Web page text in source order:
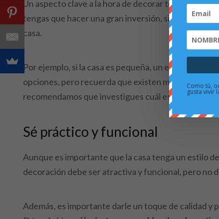
Un aspecto clave a la hora de decorar tu casa o
tengas que hacer una gran inversión, sino que
casa.
Por ejemplo, si la casa es pequeña, un estilo
opciones, pero recuerda que existen muchos más
recomendamos que investigues cuál es que mejor
Sé práctico y funcional
Aunque es importante que la casa tenga un estilo
decoración debe ser atractiva y funcional, pero no
Además, es importante darle un toque de calidad y
Como tú,
gusta vivir